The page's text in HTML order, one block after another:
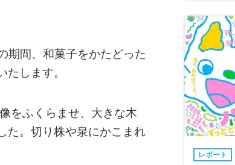
期間、和菓子をかたどった
します。
をふくらませ、大きな木
た。切り株や泉にかこまれ
レポート